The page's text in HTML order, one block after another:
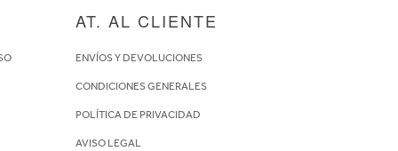
AT. AL CLIENTE
ENVÍOS Y DEVOLUCIONES
CONDICIONES GENERALES
POLÍTICA DE PRIVACIDAD
AVISO LEGAL